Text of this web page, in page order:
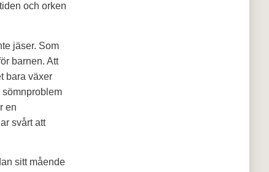
och orken
jäser. Som
barnen. Att
bara växer
sömnproblem
en
svårt att
sitt mående